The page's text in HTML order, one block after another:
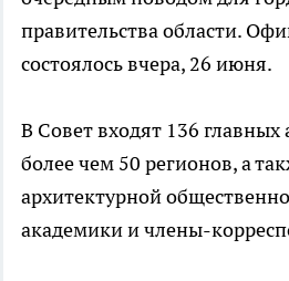
правительства области.
состоялось вчера, 26 июня.
В Совет входят 136 главных
более чем 50 регионов, а
архитектурной
академики и члены-